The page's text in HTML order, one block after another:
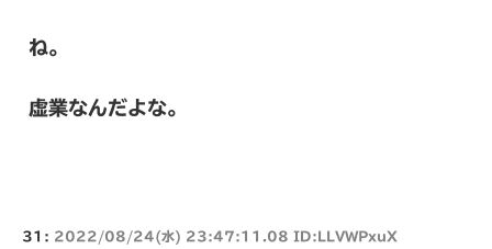
ね。
虚業なんだよな。
31: 2022/08/24(水) 23:47:11.08 ID:LLVWPxuX